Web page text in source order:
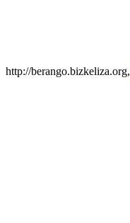
http://berango.bizkeliza.org,